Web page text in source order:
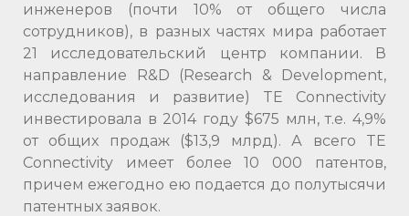
инженеров (почти 10% от общего числа
сотрудников), в разных частях мира работает
21 исследовательский центр компании. В
направление R&D (Research & Development,
исследования и развитие) TE Connectivity
инвестировала в 2014 году $675 млн, т.е. 4,9%
от общих продаж ($13,9 млрд). А всего TE
Connectivity имеет более 10 000 патентов,
причем ежегодно ею подается до полутысячи
патентных заявок.